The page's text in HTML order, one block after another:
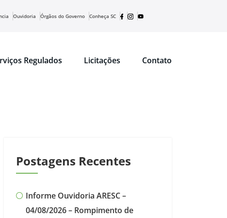
Ouvidoria Órgãos do Governo Conheça SC
Regulados Licitações Contato
Postagens Recentes
Informe Ouvidoria ARESC –
04/08/2026 – Rompimento de